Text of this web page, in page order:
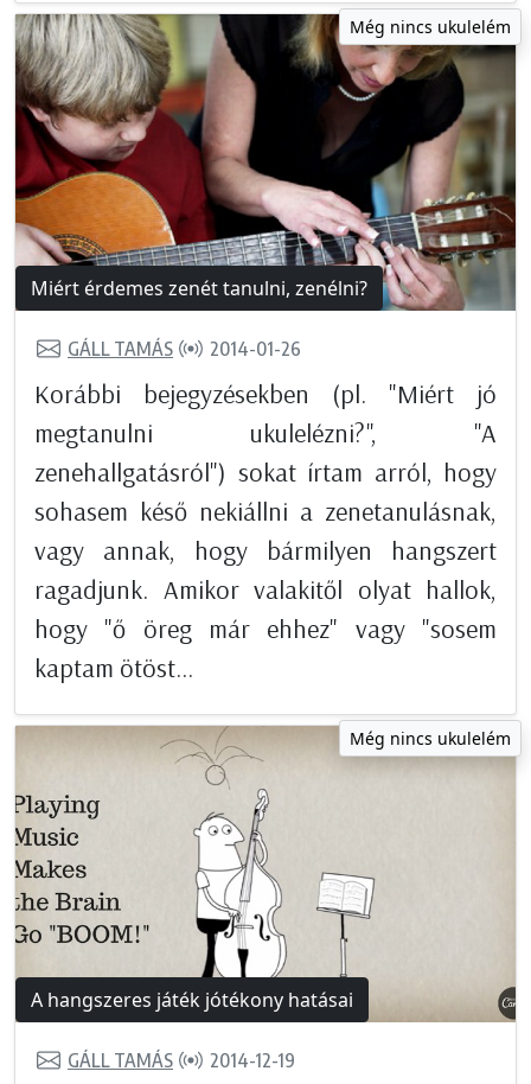
Még nincs ukulelém
Miért érdemes zenét tanulni, zenélni?
GÁLL TAMÁS 2014-01-26
Korábbi bejegyzésekben (pl. "Miért jó
megtanulni ukulelézni?", "A
zenehallgatásról") sokat írtam arról, hogy
sohasem késő nekiállni a zenetanulásnak,
vagy annak, hogy bármilyen hangszert
ragadjunk. Amikor valakitől olyat hallok,
hogy "ő öreg már ehhez" vagy "sosem
kaptam ötöst...
Még nincs ukulelém
A hangszeres játék jótékony hatásai
GÁLL TAMÁS 2014-12-19